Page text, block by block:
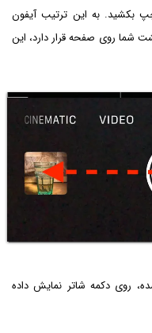
بکشید. به این ترتیب آیفون
شما روی صفحه قرار دارد، این
روی دکمه شاتر نمایش داده